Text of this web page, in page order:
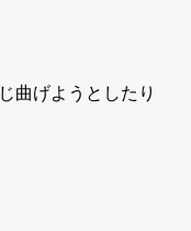
曲げようとしたり